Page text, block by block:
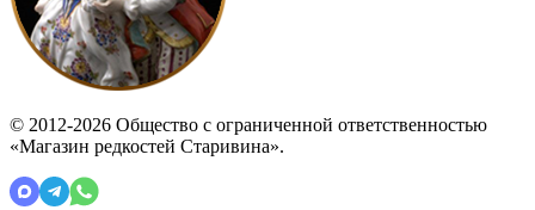
© 2012-2026 Общество с ограниченной ответственностью
«Магазин редкостей Старивина».